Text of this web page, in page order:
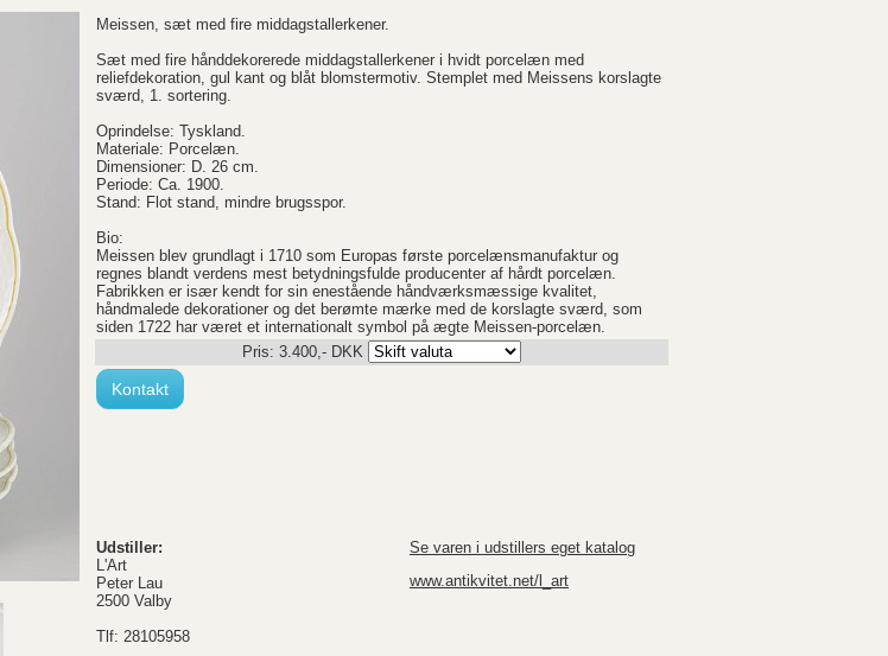
Meissen, sæt med fire middagstallerkener.
Sæt med fire hånddekorerede middagstallerkener i hvidt porcelæn med
reliefdekoration, gul kant og blåt blomstermotiv. Stemplet med Meissens korslagte
sværd, 1. sortering.
Oprindelse: Tyskland.
Materiale: Porcelæn.
Dimensioner: D. 26 cm.
Periode: Ca. 1900.
Stand: Flot stand, mindre brugsspor.
Bio:
Meissen blev grundlagt i 1710 som Europas første porcelænsmanufaktur og
regnes blandt verdens mest betydningsfulde producenter af hårdt porcelæn.
Fabrikken er især kendt for sin enestående håndværksmæssige kvalitet,
håndmalede dekorationer og det berømte mærke med de korslagte sværd, som
siden 1722 har været et internationalt symbol på ægte Meissen-porcelæn.
Pris: 3.400,- DKK
Kontakt
Udstiller:
L'Art
Peter Lau
2500 Valby
Tlf: 28105958
Se varen i udstillers eget katalog
www.antikvitet.net/l_art